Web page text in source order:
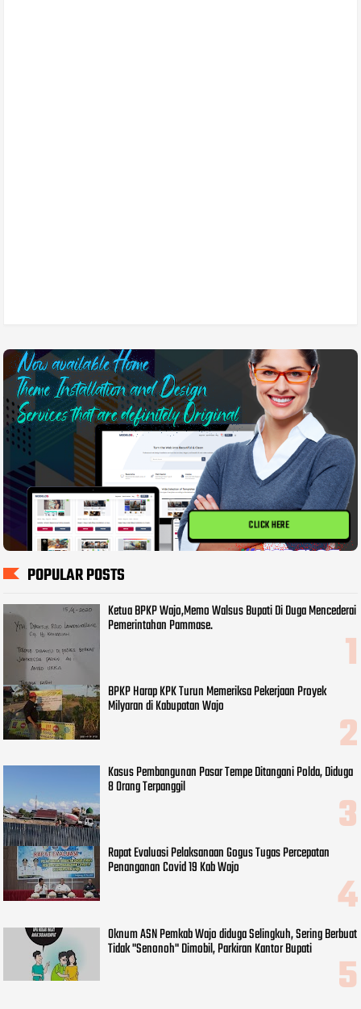
CLICK HERE
POPULAR POSTS
Ketua BPKP Wajo,Memo Walsus Bupati Di Duga Mencederai
Pemerintahan Pammase.
BPKP Harap KPK Turun Memeriksa Pekerjaan Proyek
Milyaran di Kabupatan Wajo
Kasus Pembangunan Pasar Tempe Ditangani Polda, Diduga
8 Orang Terpanggil
Rapat Evaluasi Pelaksanaan Gogus Tugas Percepatan
Penanganan Covid 19 Kab Wajo
Oknum ASN Pemkab Wajo diduga Selingkuh, Sering Berbuat
Tidak "Senonoh" Dimobil, Parkiran Kantor Bupati